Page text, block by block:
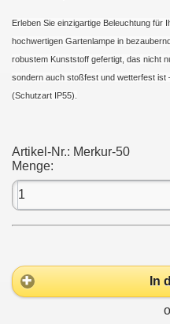
Erleben Sie einzigartige Beleuchtung für
hochwertigen Gartenlampe in
robustem Kunststoff gefertigt, das nicht
sondern auch stoßfest und wetterfest ist
(Schutzart IP55).
Artikel-Nr.: Merkur-50
Menge:
In